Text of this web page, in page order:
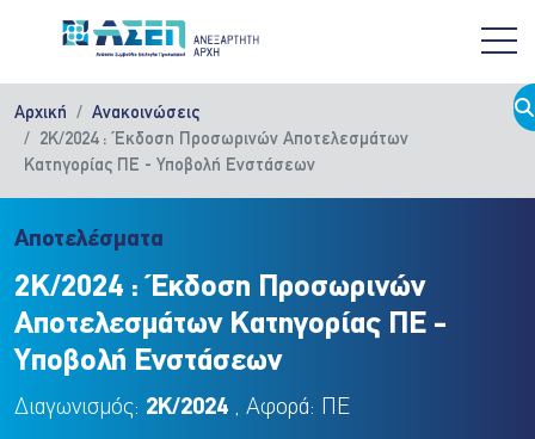
Αρχική
Ανακοινώσεις
2Κ/2024 : Έκδοση Προσωρινών Αποτελεσμάτων
Κατηγορίας ΠΕ - Υποβολή Ενστάσεων
Αποτελέσματα
2Κ/2024 : Έκδοση Προσωρινών
Αποτελεσμάτων Κατηγορίας ΠΕ -
Υποβολή Ενστάσεων
Διαγωνισμός: 2Κ/2024 , Αφορά: ΠΕ